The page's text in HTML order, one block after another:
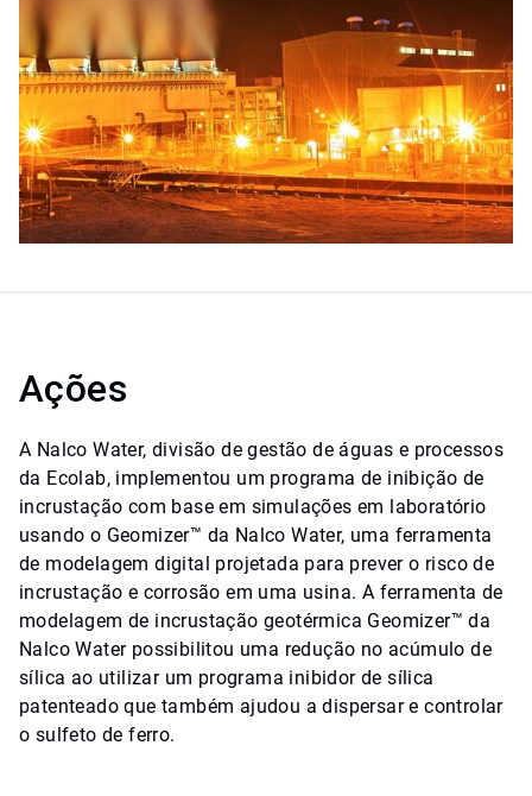
Ações
A Nalco Water, divisão de gestão de águas e processos
da Ecolab, implementou um programa de inibição de
incrustação com base em simulações em laboratório
usando o Geomizer™ da Nalco Water, uma ferramenta
de modelagem digital projetada para prever o risco de
incrustação e corrosão em uma usina. A ferramenta de
modelagem de incrustação geotérmica Geomizer™ da
Nalco Water possibilitou uma redução no acúmulo de
sílica ao utilizar um programa inibidor de sílica
patenteado que também ajudou a dispersar e controlar
o sulfeto de ferro.